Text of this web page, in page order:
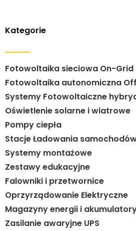
Kategorie
Fotowoltaika sieciowa On-Grid
Fotowoltaika autonomiczna
Systemy Fotowoltaiczne
Oświetlenie solarne i wiatrowe
Pompy ciepła
Stacje Ładowania
Systemy montażowe
Zestawy edukacyjne
Falowniki i przetwornice
Oprzyrządowanie Elektryczne
Magazyny energii i
Zasilanie awaryjne UPS